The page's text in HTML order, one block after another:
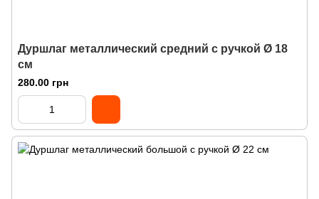
Дуршлаг металлический средний с ручкой Ø 18
см
280.00 грн